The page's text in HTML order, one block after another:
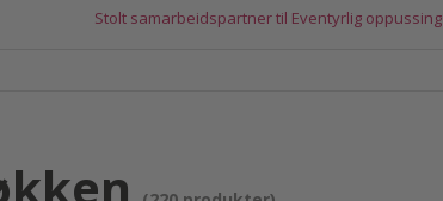
Stolt samarbeidspartner til Eventyrlig oppussing